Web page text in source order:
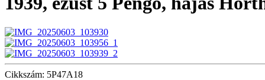
Cikkszám: 5P47A18